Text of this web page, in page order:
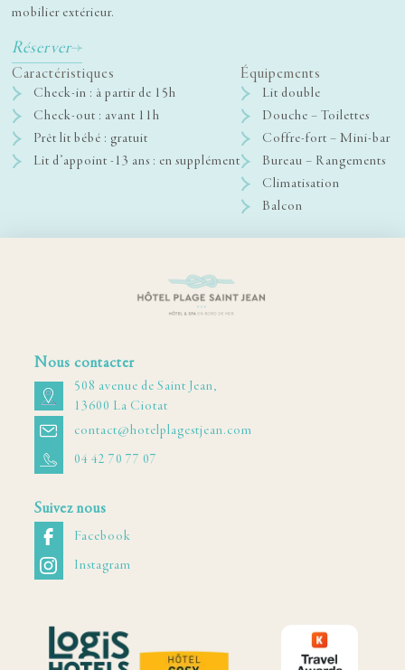
mobilier extérieur.
Réserver
Caractéristiques
Check-in : à partir de 15h
Check-out : avant 11h
Prêt lit bébé : gratuit
Lit d’appoint -13 ans : en supplément
Équipements
Lit double
Douche – Toilettes
Coffre-fort – Mini-bar
Bureau – Rangements
Climatisation
Balcon
Nous contacter
508 avenue de Saint Jean,
13600 La Ciotat
contact@hotelplagestjean.com
04 42 70 77 07
Suivez nous
Facebook
Instagram